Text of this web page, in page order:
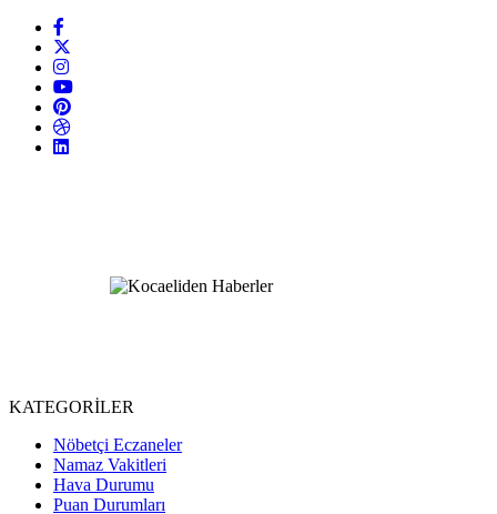
KATEGORİLER
Nöbetçi Eczaneler
Namaz Vakitleri
Hava Durumu
Puan Durumları